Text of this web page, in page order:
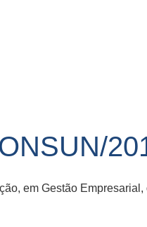
em Gestão